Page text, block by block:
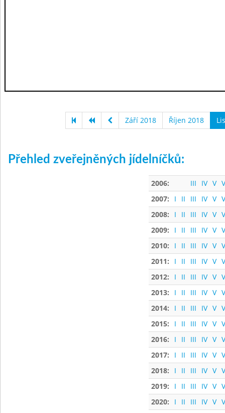
Září 2018 Říjen 2018
Přehled zveřejněných jídelníčků:
2006: III IV V
2007:
I II III IV V
2008:
I II III IV V
2009:
I II III IV V
2010:
I II III IV V
2011:
I II III IV V
2012:
I II III IV V
2013:
I II III IV V
2014:
I II III IV V
2015:
I II III IV V
2016:
I II III IV V
2017:
I II III IV V
2018:
I II III IV V
2019:
I II III IV V
2020:
I II III IV V